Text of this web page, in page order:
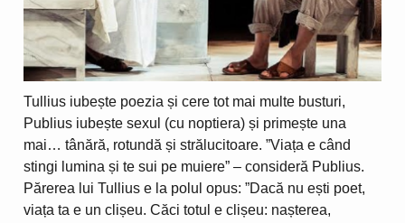
Tullius iubește poezia și cere tot mai multe busturi,
Publius iubește sexul (cu noptiera) și primește una
mai… tânără, rotundă și strălucitoare. ”Viața e când
stingi lumina și te sui pe muiere” – consideră Publius.
Părerea lui Tullius e la polul opus: ”Dacă nu ești poet,
viața ta e un clișeu. Căci totul e clișeu: nașterea,